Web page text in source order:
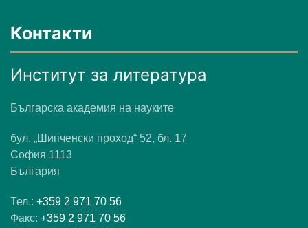
Контакти
Институт за литература
Българска академия на науките
бул. „Шипченски проход“ 52, бл. 17
София 1113
България
Тел.: +359 2 971 70 56
Факс: +359 2 971 70 56